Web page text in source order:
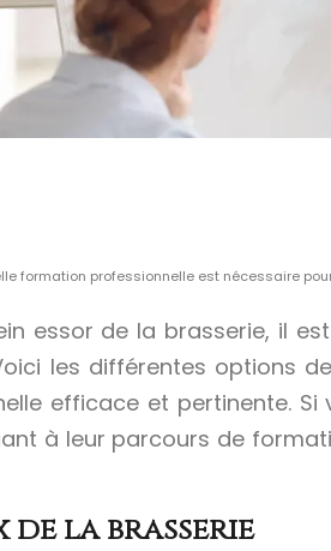
formation professionnelle est nécessaire
essor de la brasserie, il
les différentes options
efficace et pertinente.
à leur parcours de
de la brasserie